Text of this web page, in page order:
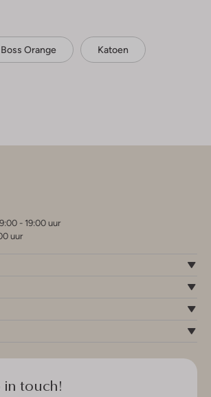
Boss Orange Katoen
- 19:00 uur
uur
in touch!